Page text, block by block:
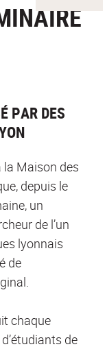
PAR DES
la Maison des
depuis le
un
de l’un
lyonnais
de
chaque
de